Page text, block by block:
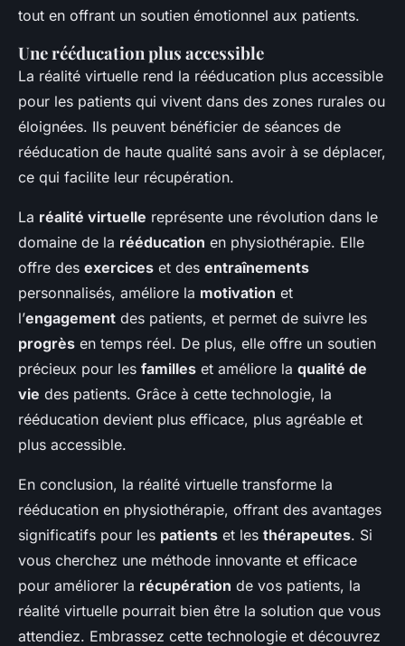
tout en offrant un soutien émotionnel aux patients.
Une rééducation plus accessible
La réalité virtuelle rend la rééducation plus accessible
pour les patients qui vivent dans des zones rurales ou
éloignées. Ils peuvent bénéficier de séances de
rééducation de haute qualité sans avoir à se déplacer,
ce qui facilite leur récupération.
La réalité virtuelle représente une révolution dans le
domaine de la rééducation en physiothérapie. Elle
offre des exercices et des entraînements
personnalisés, améliore la motivation et
l’engagement des patients, et permet de suivre les
progrès en temps réel. De plus, elle offre un soutien
précieux pour les familles et améliore la qualité de
vie des patients. Grâce à cette technologie, la
rééducation devient plus efficace, plus agréable et
plus accessible.
En conclusion, la réalité virtuelle transforme la
rééducation en physiothérapie, offrant des avantages
significatifs pour les patients et les thérapeutes. Si
vous cherchez une méthode innovante et efficace
pour améliorer la récupération de vos patients, la
réalité virtuelle pourrait bien être la solution que vous
attendiez. Embrassez cette technologie et découvrez